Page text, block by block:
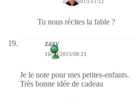
Tu nous récites la fable ?
zazy
16/09/2015/08:21
Je le note pour mes petites-enfants.
Très bonne idée de cadeau